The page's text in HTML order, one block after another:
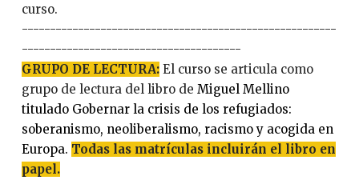
curso.
--------------------------------------------------------
---------------------------------------
GRUPO DE LECTURA:El curso se articula como
grupo de lectura del libro de Miguel Mellino
titulado Gobernar la crisis de los refugiados:
soberanismo, neoliberalismo, racismo y acogida en
Europa. Todas las matrículas incluirán el libro en
papel.